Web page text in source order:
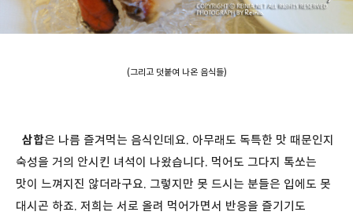
(그리고 덧붙여 나온 음식들)
삼합은 나름 즐겨먹는 음식인데요. 아무래도 독특한 맛 때문인지
숙성을 거의 안시킨 녀석이 나왔습니다. 먹어도 그다지 톡쏘는
맛이 느껴지진 않더라구요. 그렇지만 못 드시는 분들은 입에도 못
대시곤 하죠. 저희는 서로 올려 먹어가면서 반응을 즐기기도